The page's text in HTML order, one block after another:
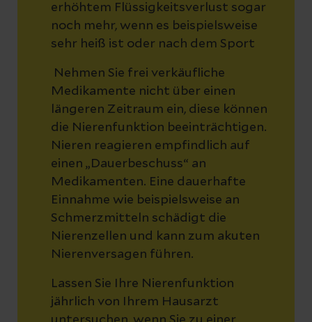
erhöhtem Flüssigkeitsverlust sogar
noch mehr, wenn es beispielsweise
sehr heiß ist oder nach dem Sport
Nehmen Sie frei verkäufliche
Medikamente nicht über einen
längeren Zeitraum ein, diese können
die Nierenfunktion beeinträchtigen.
Nieren reagieren empfindlich auf
einen „Dauerbeschuss“ an
Medikamenten. Eine dauerhafte
Einnahme wie beispielsweise an
Schmerzmitteln schädigt die
Nierenzellen und kann zum akuten
Nierenversagen führen.
Lassen Sie Ihre Nierenfunktion
jährlich von Ihrem Hausarzt